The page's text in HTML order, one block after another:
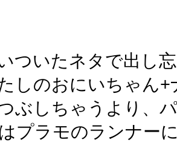
ついたネタで出し
しのおにいちゃん
ぶしちゃうより、
プラモのランナー